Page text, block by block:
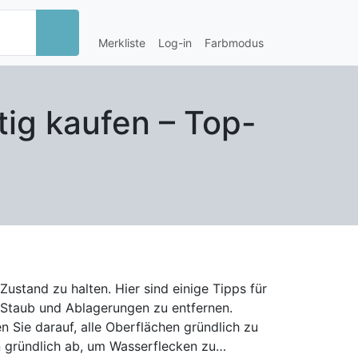
Merkliste Log-in Farbmodus
kaufen – Top-
zu halten. Hier sind einige Tipps für
Sie darauf, alle Oberflächen gründlich zu